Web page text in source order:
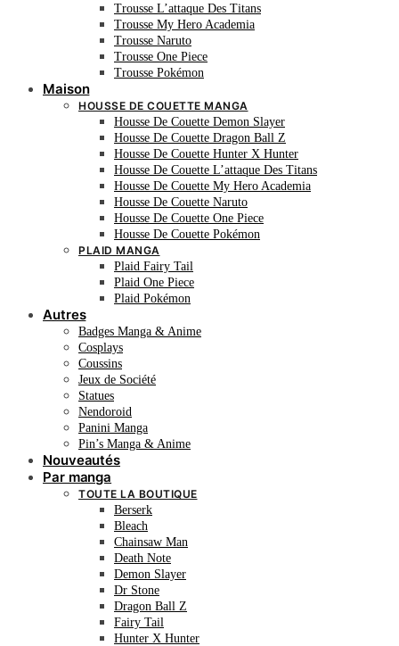
Trousse L’attaque Des Titans
Trousse My Hero Academia
Trousse Naruto
Trousse One Piece
Trousse Pokémon
Maison
HOUSSE DE COUETTE MANGA
Housse De Couette Demon Slayer
Housse De Couette Dragon Ball Z
Housse De Couette Hunter X Hunter
Housse De Couette L’attaque Des Titans
Housse De Couette My Hero Academia
Housse De Couette Naruto
Housse De Couette One Piece
Housse De Couette Pokémon
PLAID MANGA
Plaid Fairy Tail
Plaid One Piece
Plaid Pokémon
Autres
Badges Manga & Anime
Cosplays
Coussins
Jeux de Société
Statues
Nendoroid
Panini Manga
Pin’s Manga & Anime
Nouveautés
Par manga
TOUTE LA BOUTIQUE
Berserk
Bleach
Chainsaw Man
Death Note
Demon Slayer
Dr Stone
Dragon Ball Z
Fairy Tail
Hunter X Hunter